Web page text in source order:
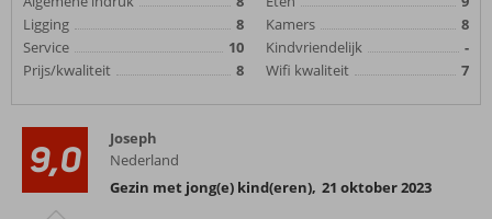
Ligging
8
Service
10
Prijs/kwaliteit
8
Kamers
8
Kindvriendelijk
-
Wifi kwaliteit
7
9,0
Joseph
Nederland
Gezin met jong(e) kind(eren), 21 oktober 2023